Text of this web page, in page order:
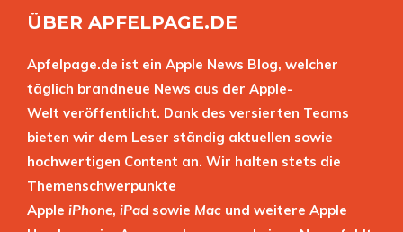
ÜBER APFELPAGE.DE
Apfelpage.de ist ein Apple News Blog, welcher
täglich brandneue News aus der Apple-
Welt veröffentlicht. Dank des versierten Teams
bieten wir dem Leser ständig aktuellen sowie
hochwertigen Content an. Wir halten stets die
Themenschwerpunkte
Apple iPhone, iPad sowie Mac und weitere Apple